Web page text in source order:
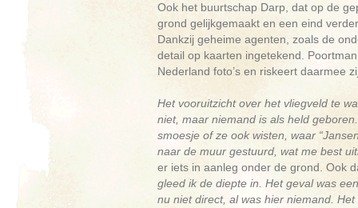
Ook het buurtschap Darp, dat op de
grond gelijkgemaakt en een eind
Dankzij geheime agenten, zoals de
detail op kaarten ingetekend.
Nederland foto’s en riskeert daarmee
Het vooruitzicht over het vliegveld te
niet, maar niemand is als held
smoesje of ze ook wisten, waar
naar de muur gestuurd, wat me best
er iets in aanleg onder de grond. Ook
gleed ik de diepte in. Het geval was
nu niet direct, al was hier niemand.